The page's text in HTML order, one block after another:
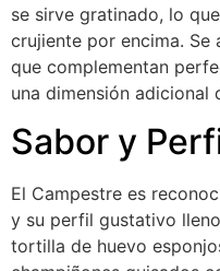
se sirve gratinado, lo
crujiente por encima. Se
que complementan
una dimensión adicional
Sabor y
El Campestre es
y su perfil gustativo
tortilla de huevo